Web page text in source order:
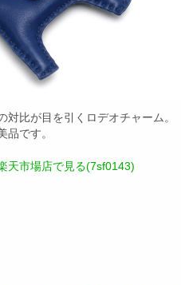
対比が目を引くロデオチャーム。
品です。
天市場店で見る(7sf0143)